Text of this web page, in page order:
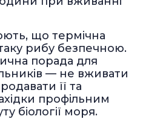
що термічна
рибу безпечною.
порада для
— не вживати
її та
профільним
біології моря.